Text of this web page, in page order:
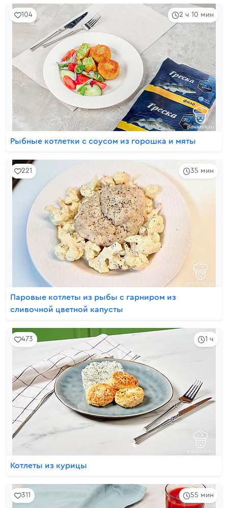
2 ч 10 мин
104
Рыбные котлетки с соусом из горошка и мяты
35 мин
221
Паровые котлеты из рыбы с гарниром из
сливочной цветной капусты
1 ч
473
Котлеты из курицы
55 мин
311